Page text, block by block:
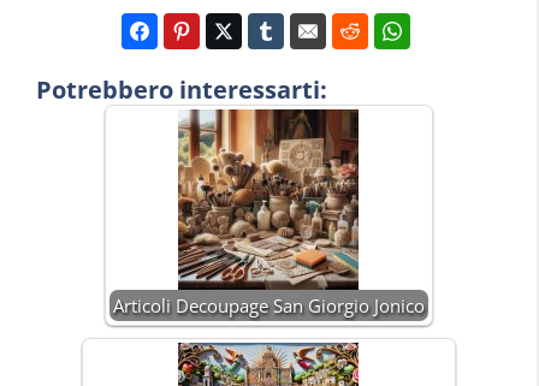
Potrebbero interessarti:
Articoli Decoupage San Giorgio Jonico